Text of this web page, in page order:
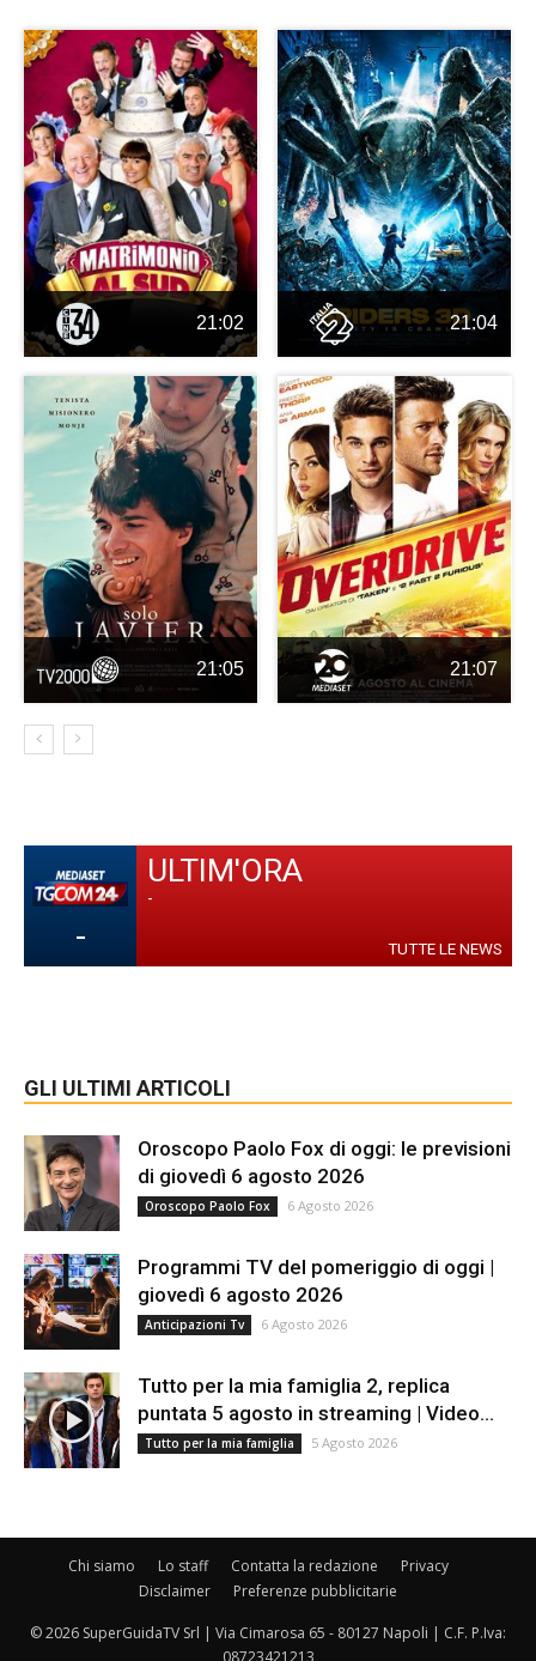
21:02 21:04
21:05 21:07
-
ULTIM'ORA
-
TUTTE LE NEWS
GLI ULTIMI ARTICOLI
Oroscopo Paolo Fox di oggi: le previsioni
di giovedì 6 agosto 2026
Oroscopo Paolo Fox 6 Agosto 2026
Programmi TV del pomeriggio di oggi |
giovedì 6 agosto 2026
Anticipazioni Tv 6 Agosto 2026
Tutto per la mia famiglia 2, replica
puntata 5 agosto in streaming | Video...
Tutto per la mia famiglia 5 Agosto 2026
Chi siamo Lo staff Contatta la redazione
Privacy
Disclaimer
Preferenze pubblicitarie
© 2026 SuperGuidaTV Srl | Via Cimarosa 65 - 80127 Napoli | C.F. P.Iva: